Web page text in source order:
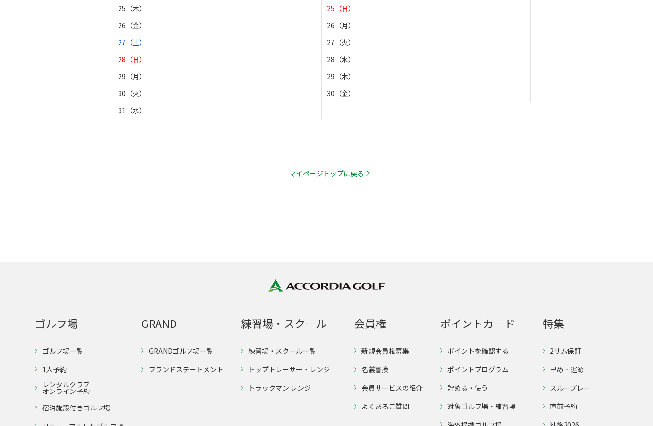
25（木）
26（金）
27（土）
28（日）
29（月）
30（火）
31（水）
25（日）
26（月）
27（火）
28（水）
29（木）
30（金）
マイページトップに戻る
ゴルフ場
ゴルフ場一覧
1人予約
レンタルクラブ
オンライン予約
宿泊施設付きゴルフ場
GRAND
GRANDゴルフ場一覧
ブランドステートメント
練習場・スクール
練習場・スクール一覧
トップトレーサー・レンジ
トラックマン レンジ
会員権
新規会員権募集
名義書換
会員サービスの紹介
よくあるご質問
ポイントカード
ポイントを確認する
ポイントプログラム
貯める・使う
対象ゴルフ場・練習場
特集
2サム保証
早め・遅め
スループレー
直前予約